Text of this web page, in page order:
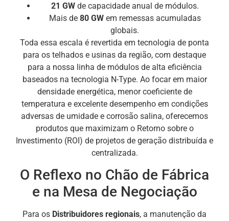
21 GWde capacidade anual de módulos.
Mais de 80 GWem remessas acumuladas
globais.
Toda essa escala é revertida em tecnologia de ponta
para os telhados e usinas da região, com destaque
para a nossa linha de módulos de alta eficiência
baseados na tecnologia N-Type. Ao focar em maior
densidade energética, menor coeficiente de
temperatura e excelente desempenho em condições
adversas de umidade e corrosão salina, oferecemos
produtos que maximizam o Retorno sobre o
Investimento (ROI) de projetos de geração distribuída e
centralizada.
O Reflexo no Chão de Fábrica
e na Mesa de Negociação
Para os Distribuidores regionais, a manutenção da